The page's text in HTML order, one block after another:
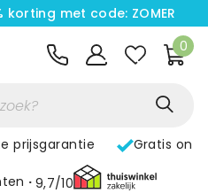
met code: ZOMER
0
prijsgarantie Gratis
9,7/10